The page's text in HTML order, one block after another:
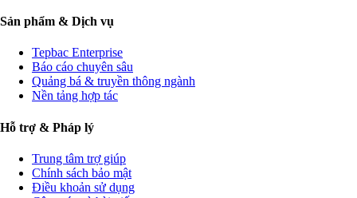
Sản phẩm & Dịch vụ
Tepbac Enterprise
Báo cáo chuyên sâu
Quảng bá & truyền thông ngành
Nền tảng hợp tác
Hỗ trợ & Pháp lý
Trung tâm trợ giúp
Chính sách bảo mật
Điều khoản sử dụng